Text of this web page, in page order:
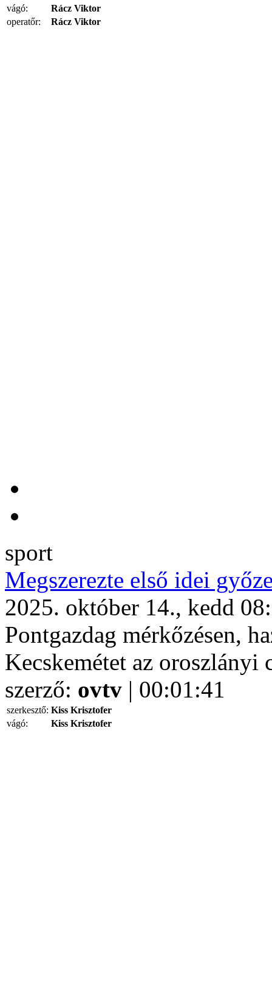
vágó:
Rácz Viktor
operatőr:
Rácz Viktor
sport
Megszerezte első idei
2025. október 14., kedd
Pontgazdag mérkőzésen,
Kecskemétet az oroszlányi
szerző: ovtv | 00:01:41
szerkesztő: Kiss Krisztofer
vágó:
Kiss Krisztofer